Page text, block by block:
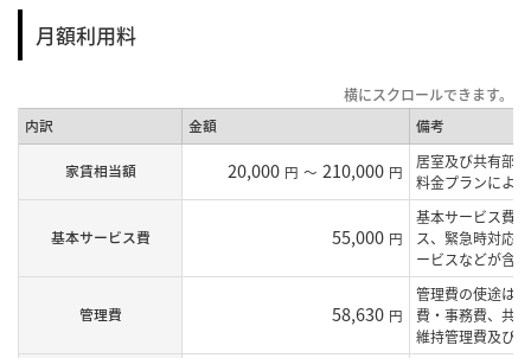
月額利用料
内訳 金額 備考
家賃相当額 20,000 円 ～ 210,000 円
居室及び共有部
料金プランによ
基本サービス費 55,000 円
基本サービス費
ス、緊急時対応
ービスなどが含
管理費 58,630 円
管理費の使途は
費・事務費、共
維持管理費及び